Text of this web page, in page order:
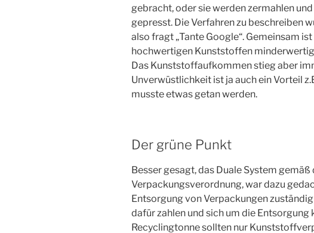
gebracht, oder sie werden zermahlen
gepresst. Die Verfahren zu beschreiben
also fragt „Tante Google“. Gemeinsam
hochwertigen Kunststoffen
Das Kunststoffaufkommen stieg aber
Unverwüstlichkeit ist ja auch ein Vorteil
musste etwas getan werden.
Der grüne Punkt
Besser gesagt, das Duale System
Verpackungsverordnung, war dazu
Entsorgung von Verpackungen
dafür zahlen und sich um die Entsorgung
Recyclingtonne sollten nur